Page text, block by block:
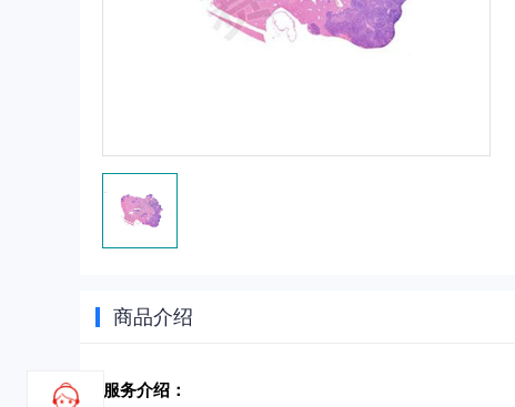
商品介绍
服务介绍：